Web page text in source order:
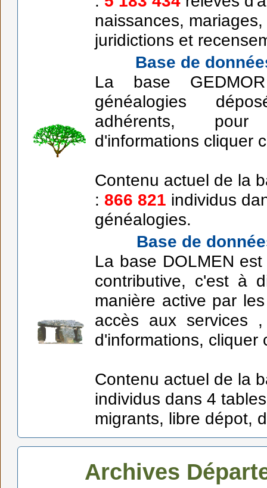
naissances,
juridictions et
Base de
La base
généalogies
adhérents,
d'informations cliquer
Contenu actuel de la
: 866 821 individus
généalogies.
Base de
La base DOLMEN
contributive, c'est à
manière active par
accès aux services
d'informations, cliquer
Contenu actuel de la
individus dans 4
migrants, libre dépot,
Archives